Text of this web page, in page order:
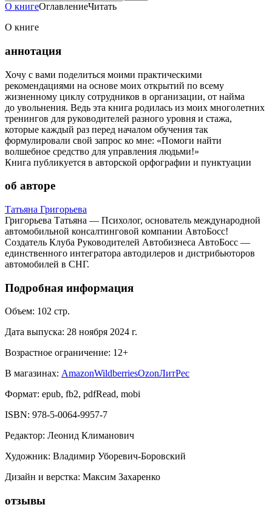
О книгеОглавлениеЧитать
О книге
аннотация
Хочу с вами поделиться моими практическими
рекомендациями на основе моих открытий по всему
жизненному циклу сотрудников в организации, от найма
до увольнения. Ведь эта книга родилась из моих многолетних
тренингов для руководителей разного уровня и стажа,
которые каждый раз перед началом обучения так
формулировали свой запрос ко мне: «Помоги найти
волшебное средство для управления людьми!»
Книга публикуется в авторской орфографии и пунктуации
об авторе
Татьяна Григорьева
Григорьева Татьяна — Психолог, основатель международной
автомобильной консалтинговой компании АвтоБосс!
Создатель Клуба Руководителей Автобизнеса АвтоБосс —
единственного интегратора автодилеров и дистрибьюторов
автомобилей в СНГ.
Подробная информация
Объем: 102 стр.
Дата выпуска: 28 ноября 2024 г.
Возрастное ограничение: 12+
В магазинах: AmazonWildberriesOzonЛитРес
Формат: epub, fb2, pdfRead, mobi
ISBN: 978-5-0064-9957-7
Редактор: Леонид Климанович
Художник: Владимир Уборевич-Боровский
Дизайн и верстка: Максим Захаренко
отзывы